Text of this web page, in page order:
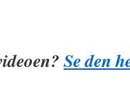
Se den